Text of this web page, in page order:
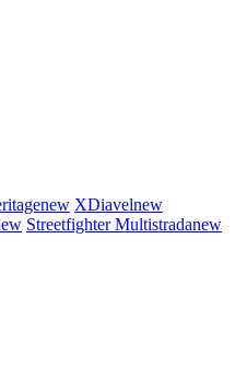
new XDiavelnew
StreetfighterMultistradanew